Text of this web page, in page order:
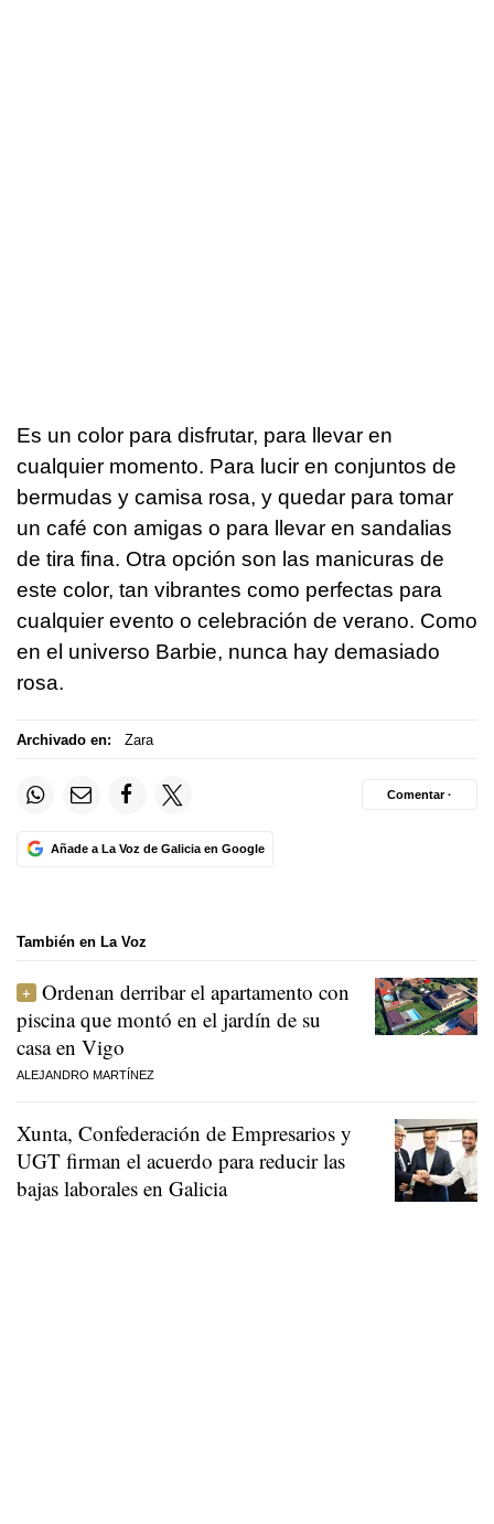
Es un color para disfrutar, para llevar en
cualquier momento. Para lucir en conjuntos de
bermudas y camisa rosa, y quedar para tomar
un café con amigas o para llevar en sandalias
de tira fina. Otra opción son las manicuras de
este color, tan vibrantes como perfectas para
cualquier evento o celebración de verano. Como
en el universo Barbie, nunca hay demasiado
rosa.
Archivado en: Zara
Añade a La Voz de Galicia en Google
Comentar ·
También en La Voz
Ordenan derribar el apartamento con
piscina que montó en el jardín de su
casa en Vigo
ALEJANDRO MARTÍNEZ
Xunta, Confederación de Empresarios y
UGT firman el acuerdo para reducir las
bajas laborales en Galicia